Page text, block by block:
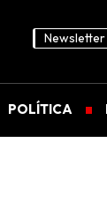
Newsletter
POLÍTICA